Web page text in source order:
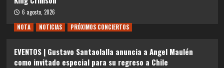
6 agosto, 2026
NOTA
NOTICIAS PRÓXIMOS CONCIERTOS
EVENTOS | Gustavo Santaolalla anuncia a Angel Maulén
como invitado especial para su regreso a Chile